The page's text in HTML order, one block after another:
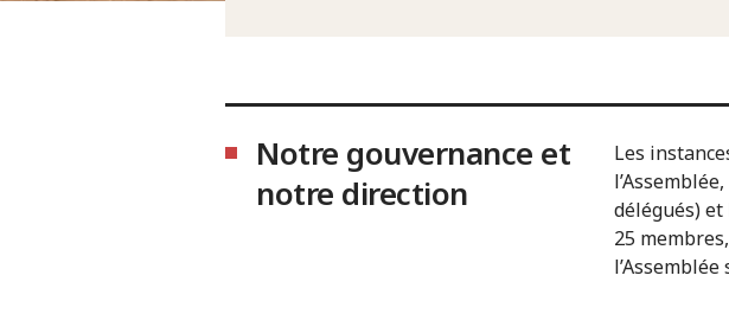
Notre gouvernance et
notre direction
Les
délégués) et
25